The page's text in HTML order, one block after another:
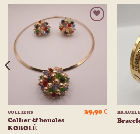
Ajouter
à la
liste
d’envies
COLLIERS
Collier & boucles
KOROLÉ
39,90€